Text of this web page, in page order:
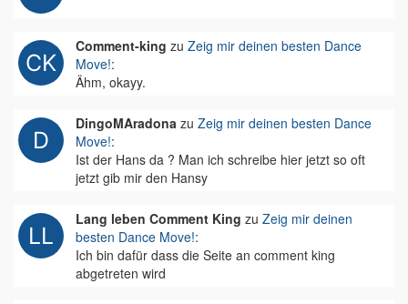
Comment-king zu Zeig mir deinen besten Dance
Move!:
Ähm, okayy.
DingoMAradona zu Zeig mir deinen besten Dance
Move!:
Ist der Hans da ? Man ich schreibe hier jetzt so oft
jetzt gib mir den Hansy
Lang leben Comment King zu Zeig mir deinen
besten Dance Move!:
Ich bin dafür dass die Seite an comment king
abgetreten wird